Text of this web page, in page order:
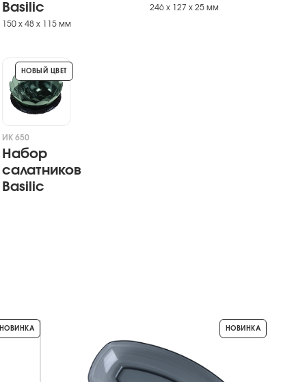
Basilic
150 х 48 х 115 мм
246 х 127 х 25 мм
НОВЫЙ ЦВЕТ
ИК 650
Набор
салатников
Basilic
НОВИНКА НОВИНКА